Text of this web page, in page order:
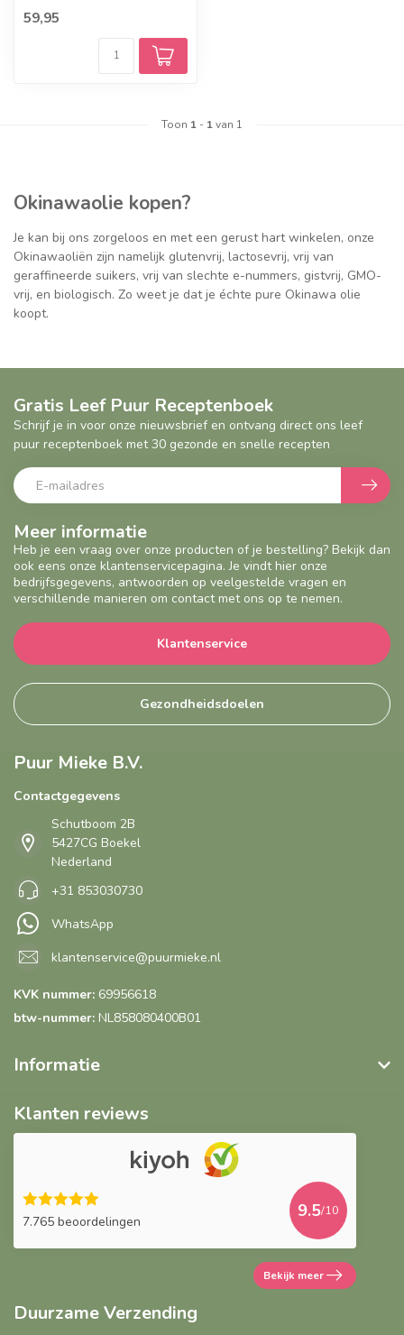
veel plantaard...
59,95
Toon 1 - 1van 1
Okinawaolie kopen?
Je kan bij ons zorgeloos en met een gerust hart winkelen, onze
Okinawaoliën zijn namelijk glutenvrij, lactosevrij, vrij van
geraffineerde suikers, vrij van slechte e-nummers, gistvrij, GMO-
vrij, en biologisch. Zo weet je dat je échte pure Okinawa olie
koopt.
Meer informatie
Heb je een vraag over onze producten of je bestelling? Bekijk dan
ook eens onze klantenservicepagina. Je vindt hier onze
bedrijfsgegevens, antwoorden op veelgestelde vragen en
verschillende manieren om contact met ons op te nemen.
Klantenservice
Gezondheidsdoelen
Gratis Leef Puur Receptenboek
Schrijf je in voor onze nieuwsbrief en ontvang direct ons leef
puur receptenboek met 30 gezonde en snelle recepten
Puur Mieke B.V.
Contactgegevens
Schutboom 2B
5427CG Boekel
Nederland
+31 853030730
WhatsApp
klantenservice@puurmieke.nl
KVK nummer: 69956618
btw-nummer: NL858080400B01
Informatie
Klanten reviews
7.765 beoordelingen
9.5/10
Bekijk meer
Duurzame Verzending